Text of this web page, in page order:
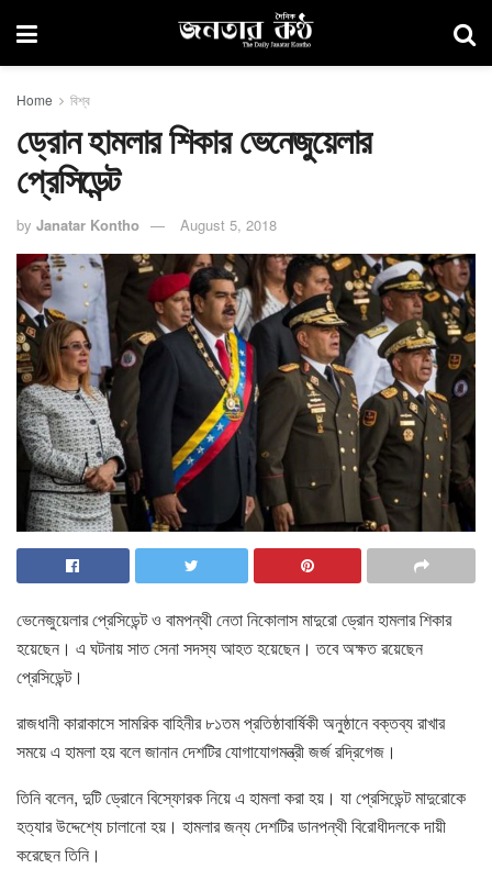
Home বিশ্ব
ড্রোন হামলার শিকার ভেনেজুয়েলার
প্রেসিডেন্ট
by Janatar Kontho August 5, 2018
ভেনেজুয়েলার প্রেসিডেন্ট ও বামপন্থী নেতা নিকোলাস মাদুরো ড্রোন হামলার শিকার
হয়েছেন। এ ঘটনায় সাত সেনা সদস্য আহত হয়েছেন। তবে অক্ষত রয়েছেন
প্রেসিডেন্ট।
রাজধানী কারাকাসে সামরিক বাহিনীর ৮১তম প্রতিষ্ঠাবার্ষিকী অনুষ্ঠানে বক্তব্য রাখার
সময়ে এ হামলা হয় বলে জানান দেশটির যোগাযোগমন্ত্রী জর্জ রদ্রিগেজ।
তিনি বলেন, দুটি ড্রোনে বিস্ফোরক নিয়ে এ হামলা করা হয়। যা প্রেসিডেন্ট মাদুরোকে
হত্যার উদ্দেশ্যে চালানো হয়। হামলার জন্য দেশটির ডানপন্থী বিরোধীদলকে দায়ী
করেছেন তিনি।